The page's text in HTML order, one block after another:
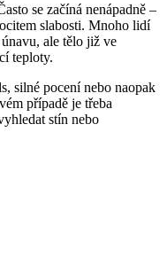
se začíná nenápadně –
slabosti. Mnoho lidí
ale tělo již ve
teploty.
silné pocení nebo naopak
případě je třeba
stín nebo